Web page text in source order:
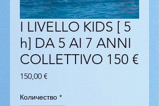
I LIVELLO KIDS [ 5
h] DA 5 AI 7 ANNI
COLLETTIVO 150 €
150,00 €
Количество *